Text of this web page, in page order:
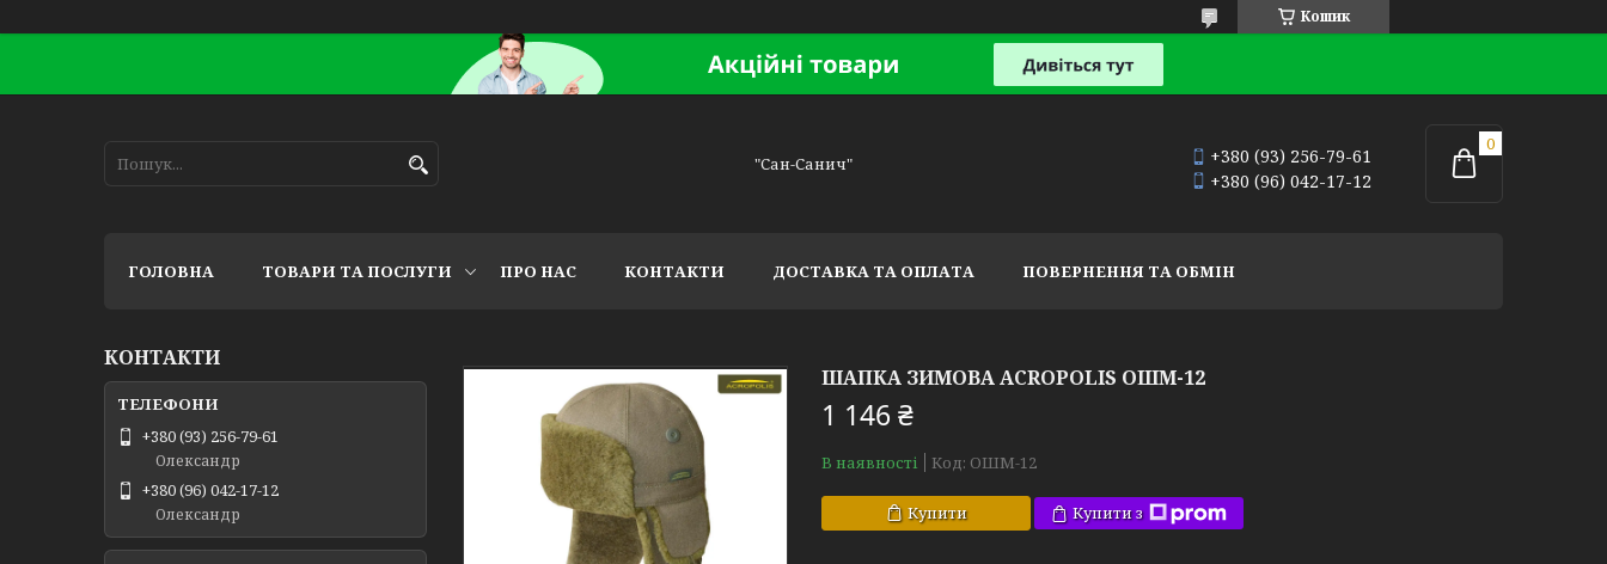
Кошик
"Сан-Санич"
+380 (93) 256-79-61
+380 (96) 042-17-12
ГОЛОВНА ТОВАРИ ТА ПОСЛУГИ ПРО НАС КОНТАКТИ ДОСТАВКА ТА ОПЛАТА ПОВЕРНЕННЯ ТА ОБМІН
ШАПКА ЗИМОВА ACROPOLIS ОШМ-12
1 146 ₴
В наявності Код: ОШМ-12
Купити Купити з
КОНТАКТИ
+380 (93) 256-79-61
Олександр
+380 (96) 042-17-12
Олександр